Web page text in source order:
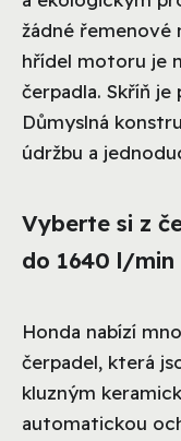
žádné řemenové
hřídel motoru je
čerpadla. Skříň
Důmyslná
údržbu a
Vyberte si z
do 1640 l/min
Honda nabízí
čerpadel, která
kluzným
automatickou